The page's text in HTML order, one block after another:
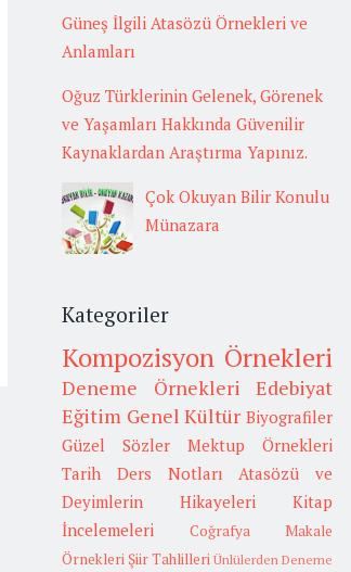
Güneş İlgili Atasözü Örnekleri ve
Anlamları
Oğuz Türklerinin Gelenek, Görenek
ve Yaşamları Hakkında Güvenilir
Kaynaklardan Araştırma Yapınız.
Çok Okuyan Bilir Konulu
Münazara
Kategoriler
Kompozisyon Örnekleri
Deneme Örnekleri
Edebiyat
Eğitim Genel Kültür Biyografiler
Güzel Sözler
Mektup Örnekleri
Tarih
Ders Notları
Atasözü ve
Deyimlerin Hikayeleri
Kitap
İncelemeleri
Coğrafya
Makale
Örnekleri Şiir Tahlilleri Ünlülerden Deneme